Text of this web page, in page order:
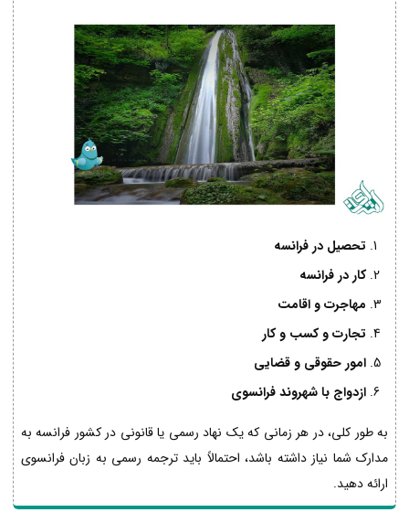
تحصیل در فرانسه
کار در فرانسه
مهاجرت و اقامت
تجارت و کسب و کار
امور حقوقی و قضایی
ازدواج با شهروند فرانسوی
به طور کلی، در هر زمانی که یک نهاد رسمی یا قانونی در کشور فرانسه به
مدارک شما نیاز داشته باشد، احتمالاً باید ترجمه رسمی به زبان فرانسوی
ارائه دهید.